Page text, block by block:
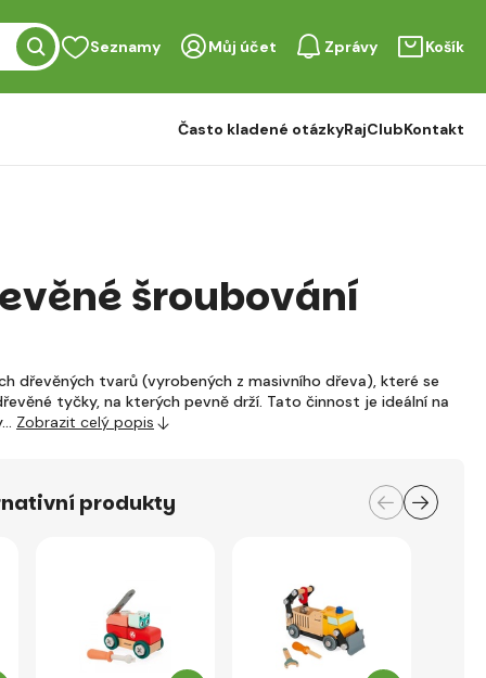
Seznamy Můj účet Zprávy Košík
Často kladené otázkyRajClubKontakt
šroubování
dřevěných tvarů (vyrobených z masivního dřeva), které se
tyčky, na kterých pevně drží. Tato činnost je ideální na
Zobrazit celý popis
produkty